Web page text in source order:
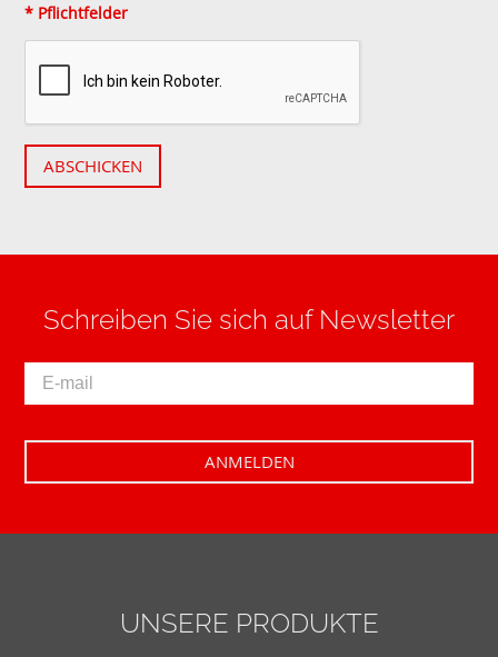
* Pflichtfelder
ABSCHICKEN
Schreiben Sie sich auf Newsletter
UNSERE PRODUKTE